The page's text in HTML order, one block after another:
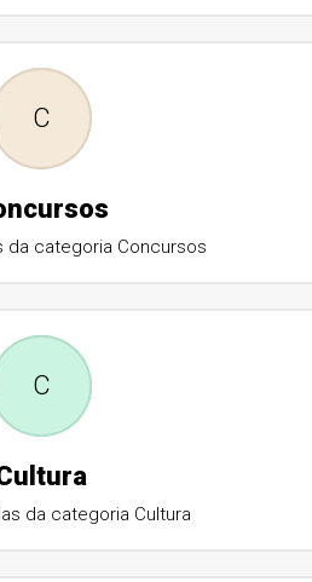
C
da categoria Concursos
C
da categoria Cultura